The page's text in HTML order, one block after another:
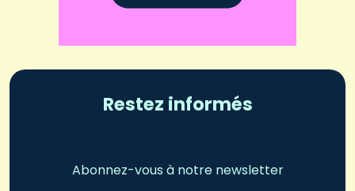
Restez informés
Abonnez-vous à notre newsletter